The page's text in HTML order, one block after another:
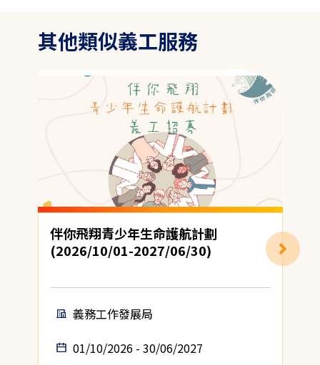
其他類似義工服務
伴你飛翔青少年生命護航計劃
(2026/10/01-2027/06/30)
義務工作發展局
01/10/2026 - 30/06/2027